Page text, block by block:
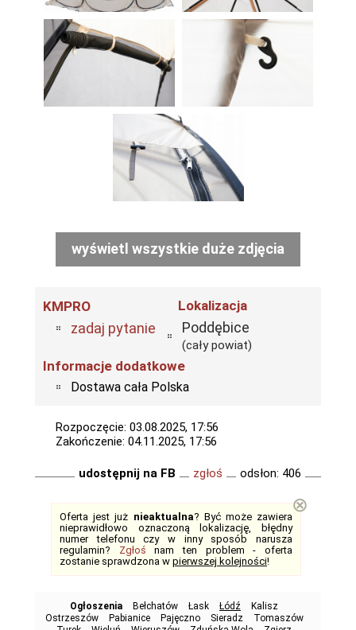
wyświetl wszystkie duże zdjęcia
KMPRO
zadaj pytanie
Lokalizacja
Poddębice
(cały powiat)
Informacje dodatkowe
Dostawa cała Polska
Rozpoczęcie: 03.08.2025, 17:56
Zakończenie: 04.11.2025, 17:56
udostępnij na FB zgłoś odsłon: 406
Oferta jest już nieaktualna? Być może zawiera
nieprawidłowo oznaczoną lokalizację, błędny
numer telefonu czy w inny sposób narusza
regulamin? Zgłoś nam ten problem - oferta
zostanie sprawdzona w pierwszej kolejności!
⊗
Ogłoszenia Bełchatów Łask Łódź
Kalisz
Ostrzeszów
Pabianice Pajęczno Sieradz
Tomaszów